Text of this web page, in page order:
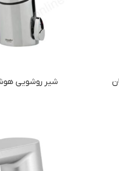
شیر روشویی